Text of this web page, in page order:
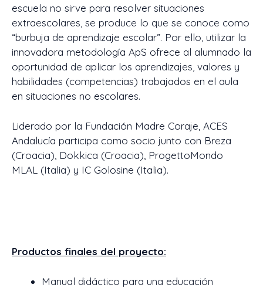
escuela no sirve para resolver situaciones
extraescolares, se produce lo que se conoce como
“burbuja de aprendizaje escolar”. Por ello, utilizar la
innovadora metodología ApS ofrece al alumnado la
oportunidad de aplicar los aprendizajes, valores y
habilidades (competencias) trabajados en el aula
en situaciones no escolares.
Liderado por la Fundación Madre Coraje, ACES
Andalucía participa como socio junto con Breza
(Croacia), Dokkica (Croacia), ProgettoMondo
MLAL (Italia) y IC Golosine (Italia).
Productos finales del proyecto:
Manual didáctico para una educación